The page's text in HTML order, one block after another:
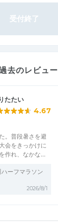
受付終了
去のレビュー
たたい
4.67
。普段暑さを避
会をきっかけに
作れ、なかな…
ーフマラソン
2026/8/1